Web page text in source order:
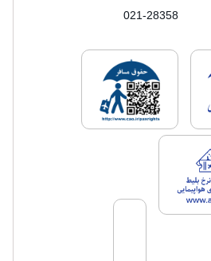
021-28358
لایسنس های فروش سفرتاپلایسنس های
لایسنس های فروش سفرتاپ